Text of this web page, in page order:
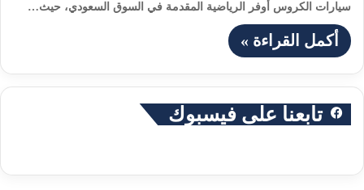
سيارات الكروس أوفر الرياضية المقدمة في السوق السعودي، حيث…
أكمل القراءة »
تابعنا على فيسبوك